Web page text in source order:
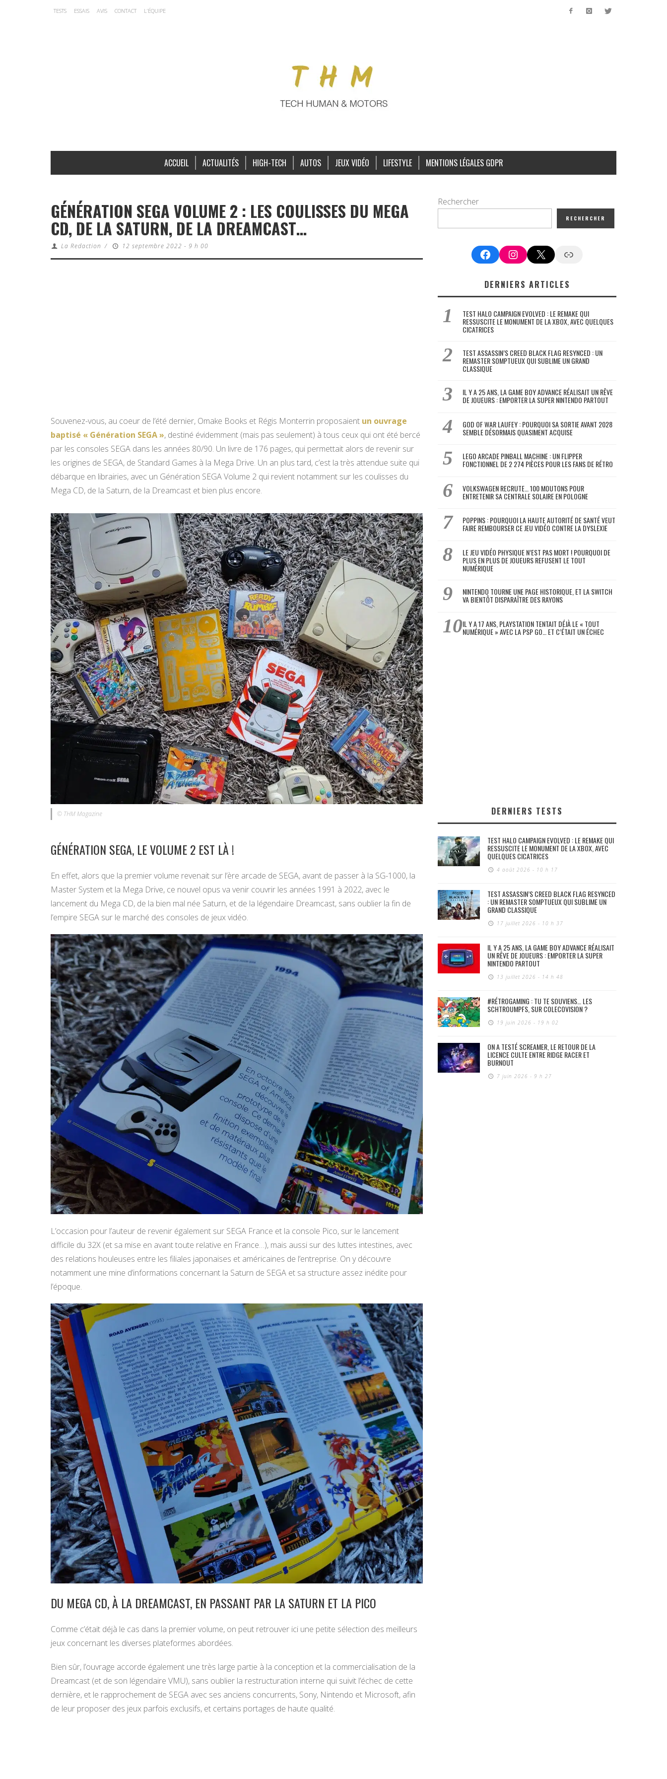
TESTS ESSAIS AVIS CONTACT L’ÉQUIPE
ACCUEIL ACTUALITÉS HIGH-TECH AUTOS JEUX VIDÉO LIFESTYLE MENTIONS LÉGALES GDPR
GÉNÉRATION SEGA VOLUME 2 : LES COULISSES DU MEGA
CD, DE LA SATURN, DE LA DREAMCAST…
La Redaction / 12 septembre 2022 - 9 h 00
Souvenez-vous, au coeur de l’été dernier, Omake Books et Régis Monterrin proposaient un ouvrage
baptisé « Génération SEGA », destiné évidemment (mais pas seulement) à tous ceux qui ont été bercé
par les consoles SEGA dans les années 80/90. Un livre de 176 pages, qui permettait alors de revenir sur
les origines de SEGA, de Standard Games à la Mega Drive. Un an plus tard, c’est la très attendue suite qui
débarque en librairies, avec un Génération SEGA Volume 2 qui revient notamment sur les coulisses du
Mega CD, de la Saturn, de la Dreamcast et bien plus encore.
© THM Magazine
GÉNÉRATION SEGA, LE VOLUME 2 EST LÀ !
En effet, alors que la premier volume revenait sur l’ère arcade de SEGA, avant de passer à la SG-1000, la
Master System et la Mega Drive, ce nouvel opus va venir couvrir les années 1991 à 2022, avec le
lancement du Mega CD, de la bien mal née Saturn, et de la légendaire Dreamcast, sans oublier la fin de
l’empire SEGA sur le marché des consoles de jeux vidéo.
L’occasion pour l’auteur de revenir également sur SEGA France et la console Pico, sur le lancement
difficile du 32X (et sa mise en avant toute relative en France…), mais aussi sur des luttes intestines, avec
des relations houleuses entre les filiales japonaises et américaines de l’entreprise. On y découvre
notamment une mine d’informations concernant la Saturn de SEGA et sa structure assez inédite pour
l’époque.
DU MEGA CD, À LA DREAMCAST, EN PASSANT PAR LA SATURN ET LA PICO
Comme c’était déjà le cas dans la premier volume, on peut retrouver ici une petite sélection des meilleurs
jeux concernant les diverses plateformes abordées.
Bien sûr, l’ouvrage accorde également une très large partie à la conception et la commercialisation de la
Dreamcast (et de son légendaire VMU), sans oublier la restructuration interne qui suivit l’échec de cette
dernière, et le rapprochement de SEGA avec ses anciens concurrents, Sony, Nintendo et Microsoft, afin
de leur proposer des jeux parfois exclusifs, et certains portages de haute qualité.
Rechercher
RECHERCHER
FacebookInstagram
X Google News
DERNIERS ARTICLES
TEST HALO CAMPAIGN EVOLVED : LE REMAKE QUI
RESSUSCITE LE MONUMENT DE LA XBOX, AVEC QUELQUES
CICATRICES
TEST ASSASSIN’S CREED BLACK FLAG RESYNCED : UN
REMASTER SOMPTUEUX QUI SUBLIME UN GRAND
CLASSIQUE
IL Y A 25 ANS, LA GAME BOY ADVANCE RÉALISAIT UN RÊVE
DE JOUEURS : EMPORTER LA SUPER NINTENDO PARTOUT
GOD OF WAR LAUFEY : POURQUOI SA SORTIE AVANT 2028
SEMBLE DÉSORMAIS QUASIMENT ACQUISE
LEGO ARCADE PINBALL MACHINE : UN FLIPPER
FONCTIONNEL DE 2 274 PIÈCES POUR LES FANS DE RÉTRO
VOLKSWAGEN RECRUTE… 100 MOUTONS POUR
ENTRETENIR SA CENTRALE SOLAIRE EN POLOGNE
POPPINS : POURQUOI LA HAUTE AUTORITÉ DE SANTÉ VEUT
FAIRE REMBOURSER CE JEU VIDÉO CONTRE LA DYSLEXIE
LE JEU VIDÉO PHYSIQUE N’EST PAS MORT ! POURQUOI DE
PLUS EN PLUS DE JOUEURS REFUSENT LE TOUT
NUMÉRIQUE
NINTENDO TOURNE UNE PAGE HISTORIQUE, ET LA SWITCH
VA BIENTÔT DISPARAÎTRE DES RAYONS
IL Y A 17 ANS, PLAYSTATION TENTAIT DÉJÀ LE « TOUT
NUMÉRIQUE » AVEC LA PSP GO… ET C’ÉTAIT UN ÉCHEC
DERNIERS TESTS
TEST HALO CAMPAIGN EVOLVED : LE REMAKE QUI
RESSUSCITE LE MONUMENT DE LA XBOX, AVEC
QUELQUES CICATRICES
4 août 2026 - 10 h 17
TEST ASSASSIN’S CREED BLACK FLAG RESYNCED
: UN REMASTER SOMPTUEUX QUI SUBLIME UN
GRAND CLASSIQUE
17 juillet 2026 - 10 h 37
IL Y A 25 ANS, LA GAME BOY ADVANCE RÉALISAIT
UN RÊVE DE JOUEURS : EMPORTER LA SUPER
NINTENDO PARTOUT
13 juillet 2026 - 14 h 48
#RÉTROGAMING : TU TE SOUVIENS… LES
SCHTROUMPFS, SUR COLECOVISION ?
19 juin 2026 - 19 h 02
ON A TESTÉ SCREAMER, LE RETOUR DE LA
LICENCE CULTE ENTRE RIDGE RACER ET
BURNOUT
7 juin 2026 - 9 h 27